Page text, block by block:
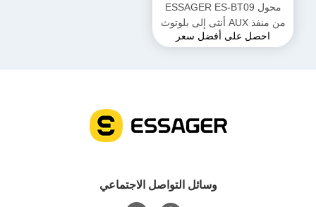
محول ESSAGER ES-BT09
من منفذ AUX أنثى إلى بلوتوث
3.5 ملم 110 مللي أمبير
احصل على أفضل سعر
وسائل التواصل الاجتماعي